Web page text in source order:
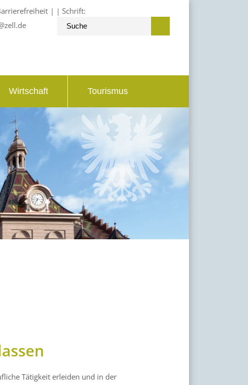
Schrift:
Wirtschaft Tourismus
Tätigkeit erleiden und in der